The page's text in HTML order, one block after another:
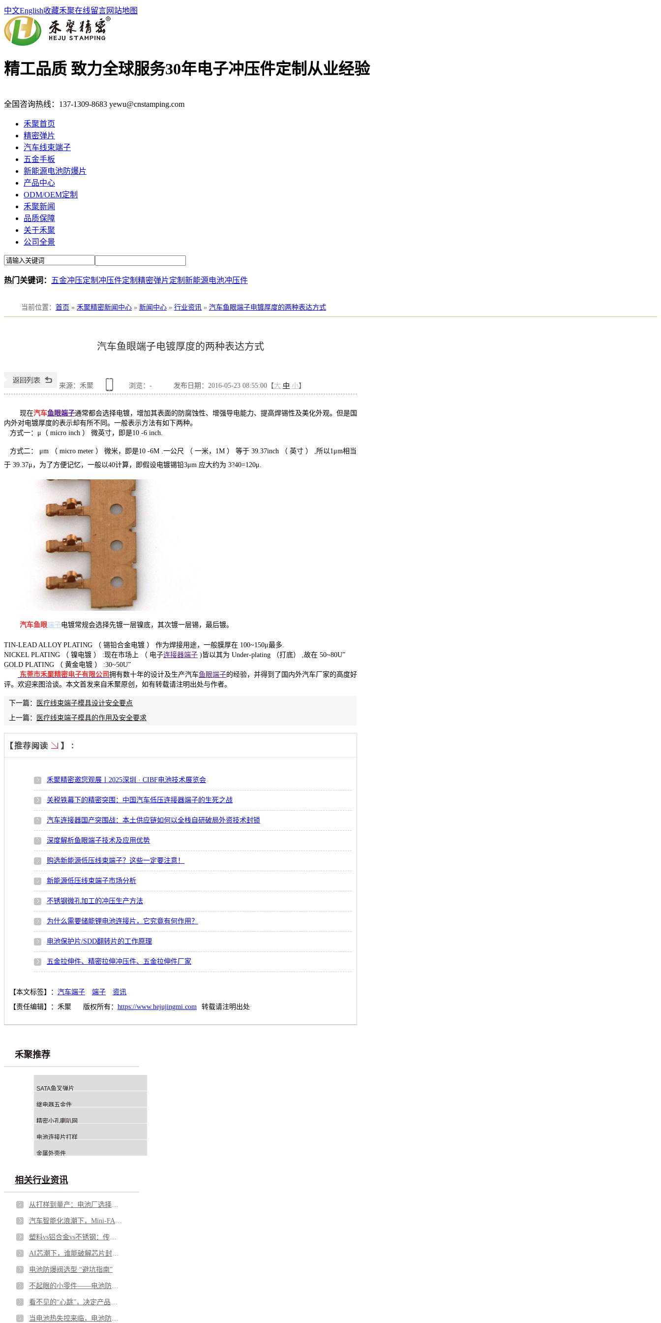
中文English收藏禾聚在线留言网站地图
精工品质 致力全球服务30年电子冲压件定制从业经验
全国咨询热线： 137-1309-8683 yewu@cnstamping.com
禾聚首页
精密弹片
汽车线束端子
五金手板
新能源电池防爆片
产品中心
ODM/OEM定制
禾聚新闻
品质保障
关于禾聚
公司全景
热门关键词： 五金冲压定制 冲压件定制 精密弹片定制 新能源电池冲压件
当前位置 ： 首页 » 禾聚精密新闻中心 » 新闻中心 » 行业资讯 » 汽车鱼眼端子电镀厚度的两种表达方式
汽车鱼眼端子电镀厚度的两种表达方式
来源：禾聚 浏览： - 发布日期：2016-05-23 08:55:00【大 中 小】
现在汽车鱼眼端子通常都会选择电镀，增加其表面的防腐蚀性、增强导电能力、提高焊锡性及美化外观。但是国
内外对电镀厚度的表示却有所不同。一般表示方法有如下两种。
方式一：μ（ micro inch ） 微英寸，即是10 -6 inch.
方式二： μm （ micro meter ） 微米，即是10 -6M .一公尺 （ 一米，1M ） 等于 39.37inch （ 英寸 ） ,所以1μm相当
于 39.37μ，为了方便记忆，一般以40计算，即假设电镀锡铅3μm 应大约为 3?40=120μ.
汽车鱼眼端子电镀常规会选择先镀一层镍底，其次镀一层锡，最后镀。
TIN-LEAD ALLOY PLATING （ 锡铅合金电镀 ） 作为焊接用途，一般膜厚在 100~150μ最多.
NICKEL PLATING （ 镍电镀 ） :现在市场上 （ 电子连接器端子 )皆以其为 Under-plating （打底） ,故在 50~80U”
GOLD PLATING （ 黄金电镀 ） :30~50U”
东莞市禾聚精密电子有限公司 拥有数十年的设计及生产汽车鱼眼端子的经验，并得到了国内外汽车厂家的高度好
评。欢迎来图洽谈。本文首发来自禾聚原创，如有转载请注明出处与作者。
下一篇：
医疗线束端子模具设计安全要点
上一篇：
医疗线束端子模具的作用及安全要求
禾聚精密邀您观展丨2025深圳 · CIBF电池技术展览会
关税铁幕下的精密突围：中国汽车低压连接器端子的生死之战
汽车连接器国产突围战：本土供应链如何以全栈自研破局外资技术封锁
深度解析鱼眼端子技术及应用优势
购选新能源低压线束端子？这些一定要注意！
新能源低压线束端子市场分析
不锈钢微孔加工的冲压生产方法
为什么需要储能锂电池连接片，它究竟有何作用？
电池保护片/SDD翻转片的工作原理
五金拉伸件、精密拉伸冲压件、五金拉伸件厂家
【本文标签】： 汽车端子 端子
资讯
【责任编辑】： 禾聚 版权所有： https://www.hejujingmi.com 转载请注明出处
禾聚推荐
SATA鱼叉弹片
继电器五金件
精密小孔喇叭网
电池连接片打样
金属外壳件
相关行业资讯
电池防爆阀选型 “避坑指南”